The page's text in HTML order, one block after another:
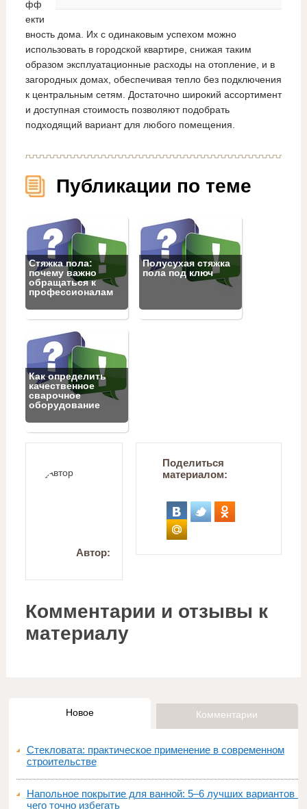
фф
екти
вность дома. Их с одинаковым успехом можно
использовать в городской квартире, снижая таким
образом эксплуатационные расходы на отопление, и в
загородных домах, обеспечивая тепло без подключения
к центральным сетям. Достаточно широкий ассортимент
и доступная стоимость позволяют подобрать
подходящий вариант для любого помещения.
Публикации по теме
Стяжка пола:
почему важно
обращаться к
профессионалам
Полусухая стяжка
пола под ключ
Как определить
качественное
сварочное
оборудование
Автор:
Поделиться
материалом:
Комментарии и отзывы к
материалу
Новое Комментарии
Стекловата: практическое применение в современном
строительстве
Напольное покрытие для ванной: 5–6 лучших вариантов и
чего точно избегать